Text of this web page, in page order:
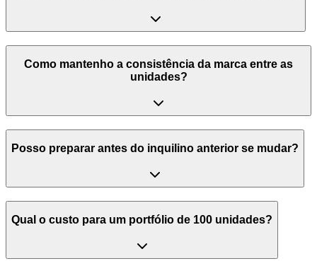
Como mantenho a consistência da marca entre as
unidades?
Posso preparar antes do inquilino anterior se mudar?
Qual o custo para um portfólio de 100 unidades?